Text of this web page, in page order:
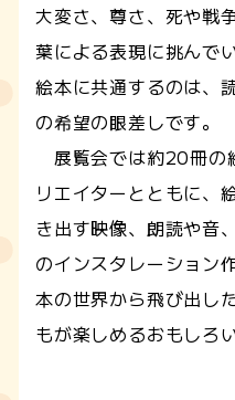
大変さ、尊さ、死や戦
葉による表現に挑んで
絵本に共通するのは、
の希望の眼差しです。
展覧会では約20冊の
リエイターとともに、
き出す映像、朗読や音
のインスタレーション
本の世界から飛び出し
もが楽しめるおもしろ